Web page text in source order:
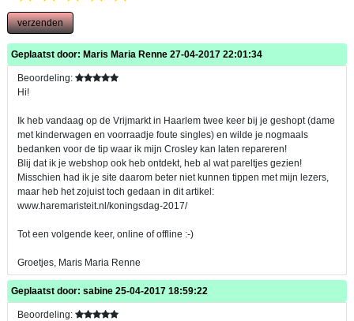
verzenden
Geplaatst door: Maris Maria Renne 27-04-2017 22:01:34
Beoordeling:
Hi!
Ik heb vandaag op de Vrijmarkt in Haarlem twee keer bij je geshopt (dame
met kinderwagen en voorraadje foute singles) en wilde je nogmaals
bedanken voor de tip waar ik mijn Crosley kan laten repareren!
Blij dat ik je webshop ook heb ontdekt, heb al wat pareltjes gezien!
Misschien had ik je site daarom beter niet kunnen tippen met mijn lezers,
maar heb het zojuist toch gedaan in dit artikel:
www.haremaristeit.nl/koningsdag-2017/
Tot een volgende keer, online of offline :-)
Groetjes, Maris Maria Renne
Geplaatst door: sabine 25-04-2017 18:59:22
Beoordeling: